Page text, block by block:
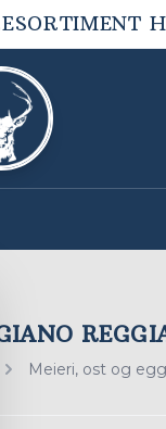
Meieri, ost og egg